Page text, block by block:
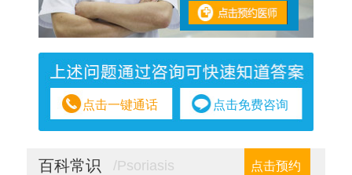
点击一键通话 点击免费咨询
百科常识 /Psoriasis 点击预约